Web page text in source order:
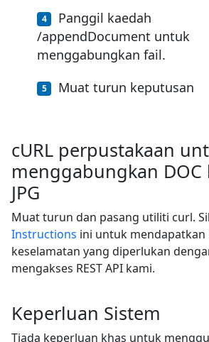
Panggil kaedah
/appendDocument untuk
menggabungkan fail.
Muat turun keputusan
cURL perpustakaan
menggabungkan DOC
JPG
Muat turun dan pasang utiliti curl.
Instructions ini untuk mendapatkan
keselamatan yang diperlukan
mengakses REST API kami.
Keperluan Sistem
Tiada keperluan khas untuk